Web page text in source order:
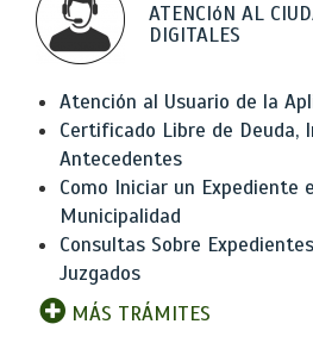
ATENCIóN AL
DIGITALES
Atención al Usuario de la
Certificado Libre de Deuda,
Antecedentes
Como Iniciar un Expediente
Municipalidad
Consultas Sobre
Juzgados
MÁS TRÁMITES